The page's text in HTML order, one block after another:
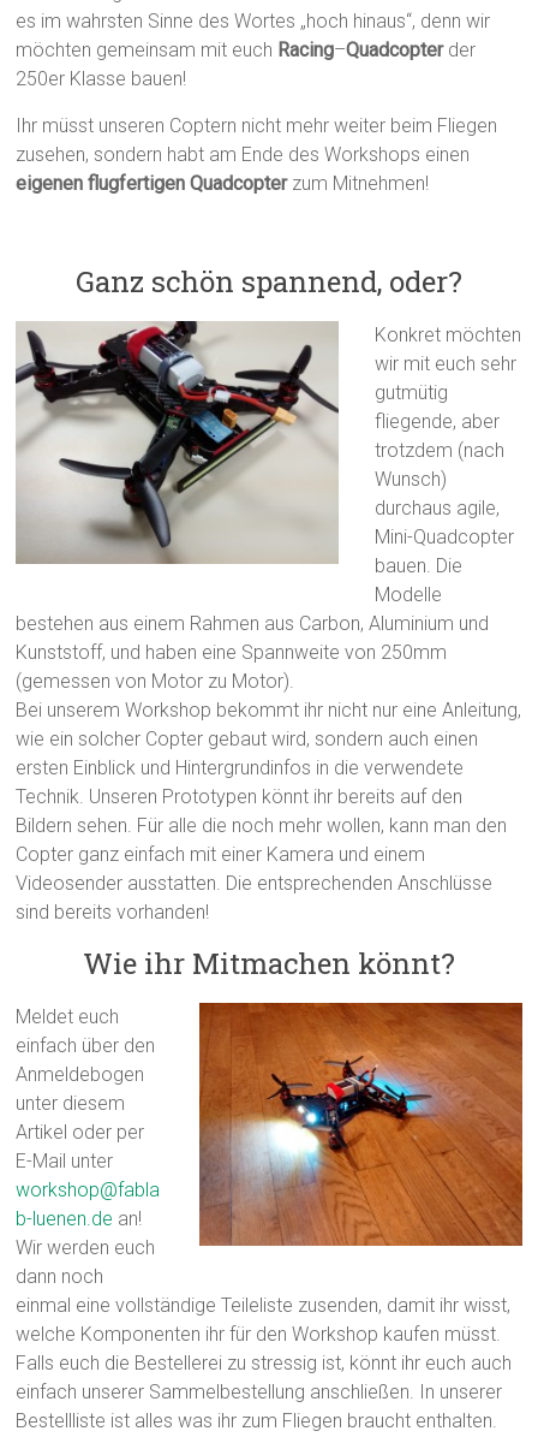
es im wahrsten Sinne des Wortes „hoch hinaus“, denn wir
möchten gemeinsam mit euch Racing–Quadcopter der
250er Klasse bauen!
Ihr müsst unseren Coptern nicht mehr weiter beim Fliegen
zusehen, sondern habt am Ende des Workshops einen
eigenen flugfertigen Quadcopterzum Mitnehmen!
Ganz schön spannend, oder?
Konkret möchten
wir mit euch sehr
gutmütig
fliegende, aber
trotzdem (nach
Wunsch)
durchaus agile,
Mini-Quadcopter
bauen. Die
Modelle
bestehen aus einem Rahmen aus Carbon, Aluminium und
Kunststoff, und haben eine Spannweite von 250mm
(gemessen von Motor zu Motor).
Bei unserem Workshop bekommt ihr nicht nur eine Anleitung,
wie ein solcher Copter gebaut wird, sondern auch einen
ersten Einblick und Hintergrundinfos in die verwendete
Technik. Unseren Prototypen könnt ihr bereits auf den
Bildern sehen. Für alle die noch mehr wollen, kann man den
Copter ganz einfach mit einer Kamera und einem
Videosender ausstatten. Die entsprechenden Anschlüsse
sind bereits vorhanden!
Wie ihr Mitmachen könnt?
Meldet euch
einfach über den
Anmeldebogen
unter diesem
Artikel oder per
E-Mail unter
workshop@fabla
b-luenen.de an!
Wir werden euch
dann noch
einmal eine vollständige Teileliste zusenden, damit ihr wisst,
welche Komponenten ihr für den Workshop kaufen müsst.
Falls euch die Bestellerei zu stressig ist, könnt ihr euch auch
einfach unserer Sammelbestellung anschließen. In unserer
Bestellliste ist alles was ihr zum Fliegen braucht enthalten.